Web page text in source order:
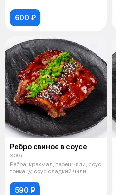
600 ₽
Ребро свиное в соусе
300 г
Ребра, крахмал, перец чили, соус
тонкацу, соус сладкий чили
590 ₽